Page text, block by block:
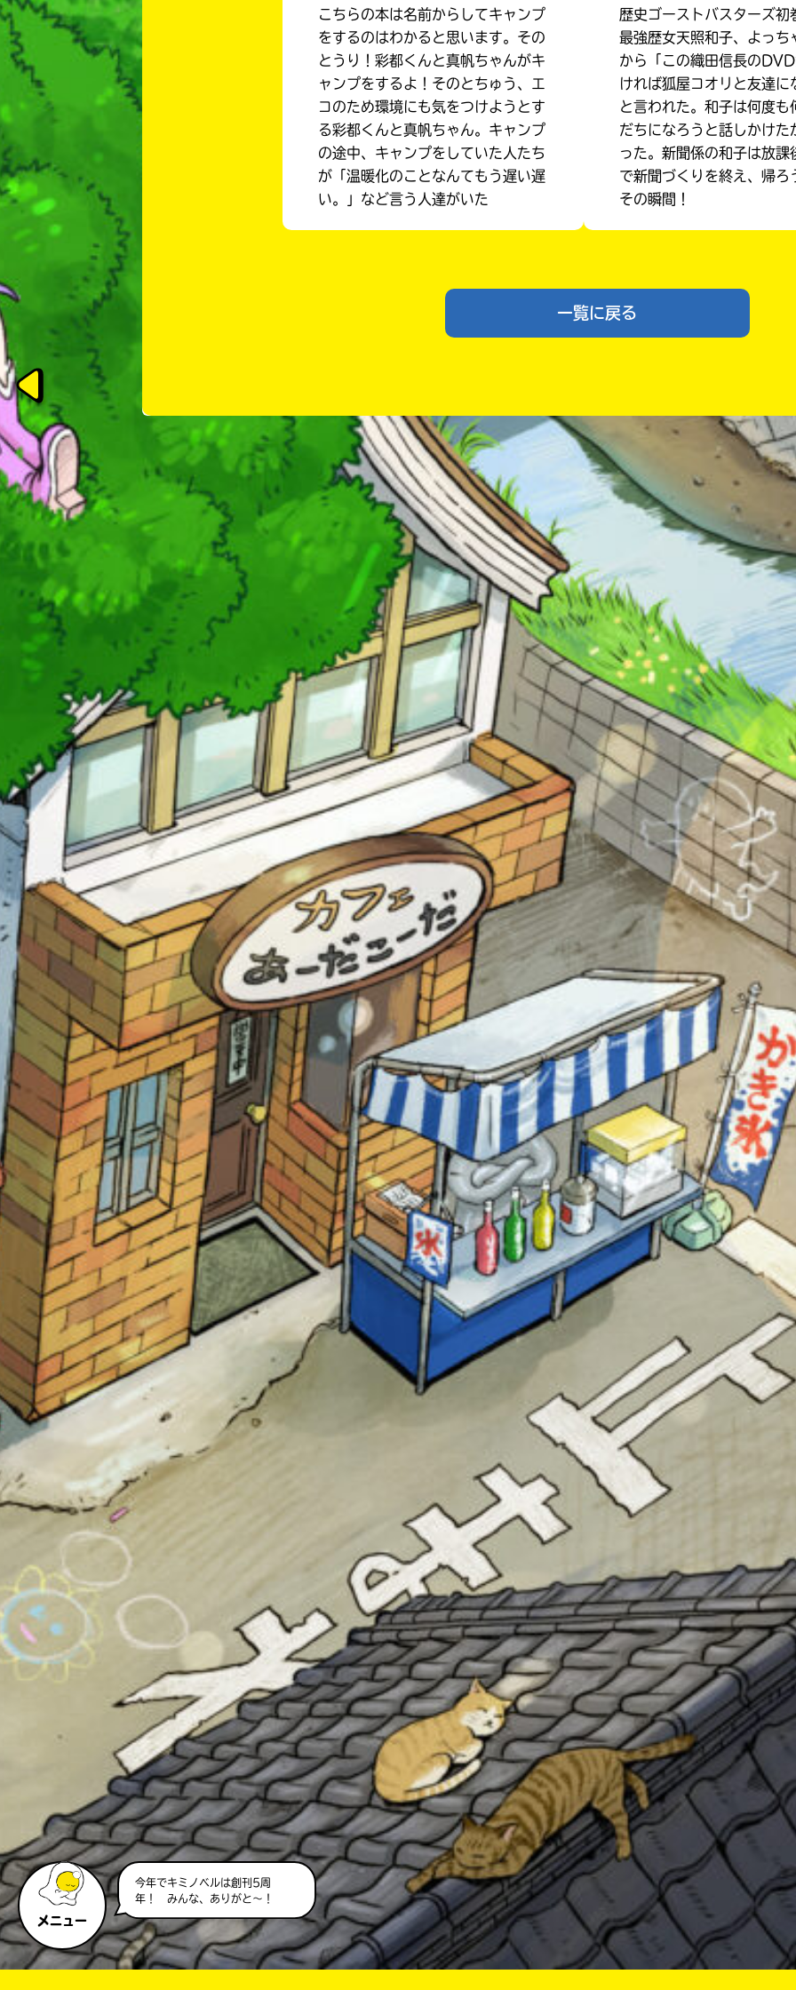
Loading..
メニュー
今年でキミノベルは創刊5周
年！ みんな、ありがと～！
みんなのリスト待ってるよ～！
キーワードから探す
オフィシャルアカウント
SNSでシェアする
こちらの本は名前からしてキャンプ
をするのはわかると思います。その
とうり！彩都くんと真帆ちゃんがキ
ャンプをするよ！そのとちゅう、エ
コのため環境にも気をつけようとす
る彩都くんと真帆ちゃん。キャンプ
の途中、キャンプをしていた人たち
が「温暖化のことなんてもう遅い遅
い。」など言う人達がいた
歴史ゴーストバスターズ初
最強歴女天照和子、よっち
から「この織田信長の
ければ狐屋コオリと友達に
と言われた。和子は何度も
だちになろうと話しかけた
った。新聞係の和子は放課
で新聞づくりを終え、帰ろ
その瞬間！
一覧に戻る
い
い
え
内
容
の
で、
も
確
認
し
て
み
て
ね